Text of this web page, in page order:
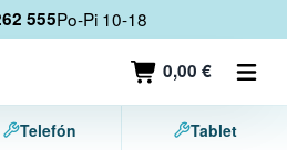
555Po-Pi 10-18
0,00 €
Telefón Tablet